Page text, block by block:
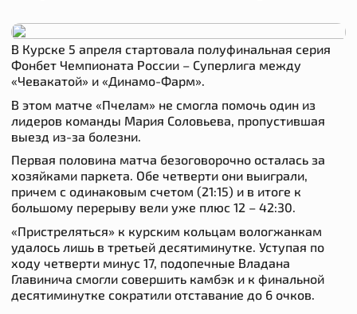
В Курске 5 апреля стартовала полуфинальная серия
Фонбет Чемпионата России – Суперлига между
«Чевакатой» и «Динамо-Фарм».
В этом матче «Пчелам» не смогла помочь один из
лидеров команды Мария Соловьева, пропустившая
выезд из-за болезни.
Первая половина матча безоговорочно осталась за
хозяйками паркета. Обе четверти они выиграли,
причем с одинаковым счетом (21:15) и в итоге к
большому перерыву вели уже плюс 12 – 42:30.
«Пристреляться» к курским кольцам вологжанкам
удалось лишь в третьей десятиминутке. Уступая по
ходу четверти минус 17, подопечные Владана
Главинича смогли совершить камбэк и к финальной
десятиминутке сократили отставание до 6 очков.